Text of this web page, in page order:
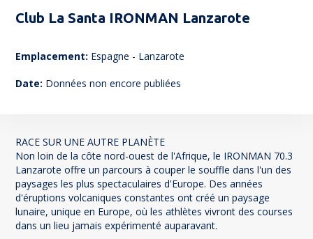
Club La Santa IRONMAN Lanzarote
Emplacement: Espagne - Lanzarote
Date: Données non encore publiées
RACE SUR UNE AUTRE PLANÈTE
Non loin de la côte nord-ouest de l'Afrique, le IRONMAN 70.3
Lanzarote offre un parcours à couper le souffle dans l'un des
paysages les plus spectaculaires d'Europe. Des années
d'éruptions volcaniques constantes ont créé un paysage
lunaire, unique en Europe, où les athlètes vivront des courses
dans un lieu jamais expérimenté auparavant.